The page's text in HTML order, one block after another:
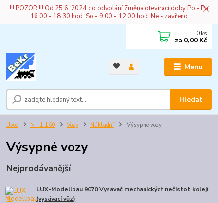
!!! POZOR !!! Od 25.6. 2024 do odvolání Změna otevírací doby Po - Pá
16:00 - 18:30 hod. So - 9:00 - 12:00 hod. Ne - zavřeno
Menu
Hledat
0 ks
za 0,00 Kč
Úvod N - 1:160 Vozy Nákladní Výsypné vozy
Výsypné vozy
Nejprodávanější
1.
LUX-Modellbau 9070 Vysavač mechanických nečistot kolejí
(vysávací vůz)